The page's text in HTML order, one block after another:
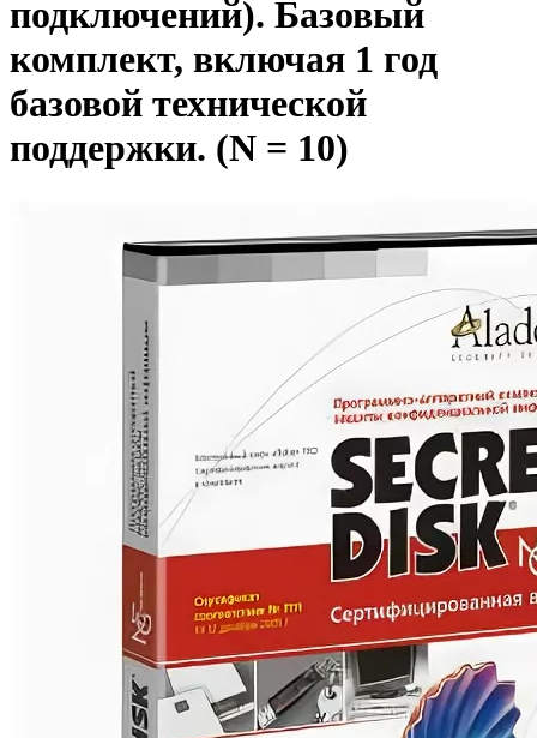
подключений). Базовый
комплект, включая 1 год
базовой технической
поддержки. (N = 10)